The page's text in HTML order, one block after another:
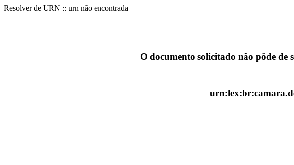
Resolver de URN :: urn não encontrada
O documento solicitado não pôde de